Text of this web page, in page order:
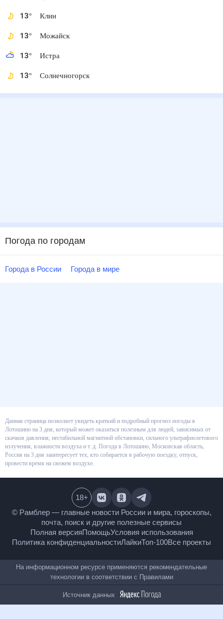
13° Клин
13° Можайск
13° Истра
13° Солнечногорск
Погода по городам
Города в России Города в мире
Данная страница позволяет увидеть краткий и подробный прогноз
погоды в Лотошино на 3 дня, который может оказаться полезным для
людей, зависимых от скачков давления, нестабильной магнитной
обстановки, сильного ультрафиолетового излучения, влажности воздуха
и т. д. Погода в Лотошино, Московская область, Россия на 3 дня
заинтересует тех, кто собирается в рабочую поездку, отпуск, провести
© Рамблер — главные новости России и мира,
гороскопы, почта, поиск и другие полезные сервисы
Полная версияПомощьУсловия использования
Все проекты
18+
На информационном ресурсе применяются
рекомендательные технологии в соответствии с